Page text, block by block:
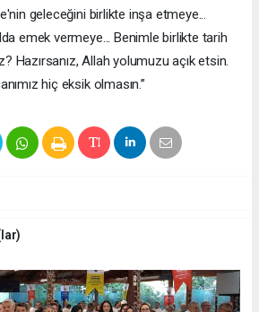
geleceğini birlikte inşa etmeye...
emek vermeye... Benimle birlikte tarih
Hazırsanız, Allah yolumuzu açık etsin.
hiç eksik olmasın.”